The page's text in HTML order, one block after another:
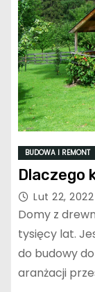
BUDOWA I REMONT
Dlaczego
Lut 22, 2022
Domy z
tysięcy lat.
do budowy
aranżacji